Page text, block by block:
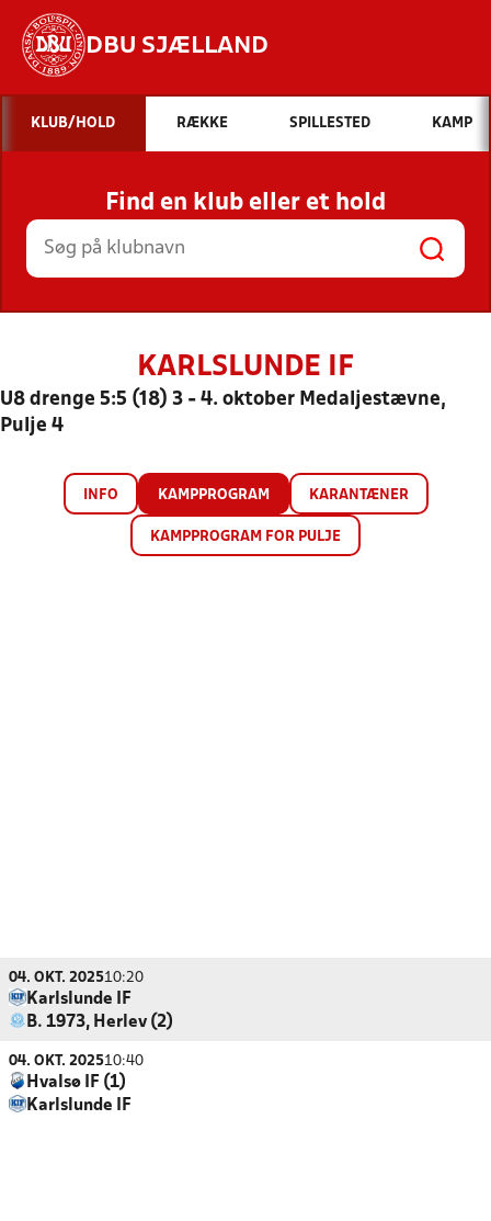
DBU SJÆLLAND
Hvad vil du søge efter?
INDHOLD OG NYHEDER
STILLINGER, RESULTATER, KLUBBER OG
HOLD
KLUB/HOLD RÆKKE SPILLESTED KAMP
Find en klub eller et hold
KARLSLUNDE IF
U8 drenge 5:5 (18) 3 - 4. oktober Medaljestævne,
Pulje 4
INFO KAMPPROGRAM KARANTÆNER
KAMPPROGRAM FOR PULJE
04. OKT. 202510:20
Karlslunde IF
B. 1973, Herlev (2)
04. OKT. 202510:40
Hvalsø IF (1)
Karlslunde IF